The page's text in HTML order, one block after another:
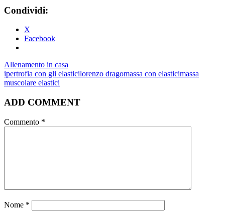
Condividi:
X
Facebook
Allenamento in casa
ipertrofia con gli elasticilorenzo dragomassa con elasticimassa
muscolare elastici
ADD COMMENT
Commento *
Nome *